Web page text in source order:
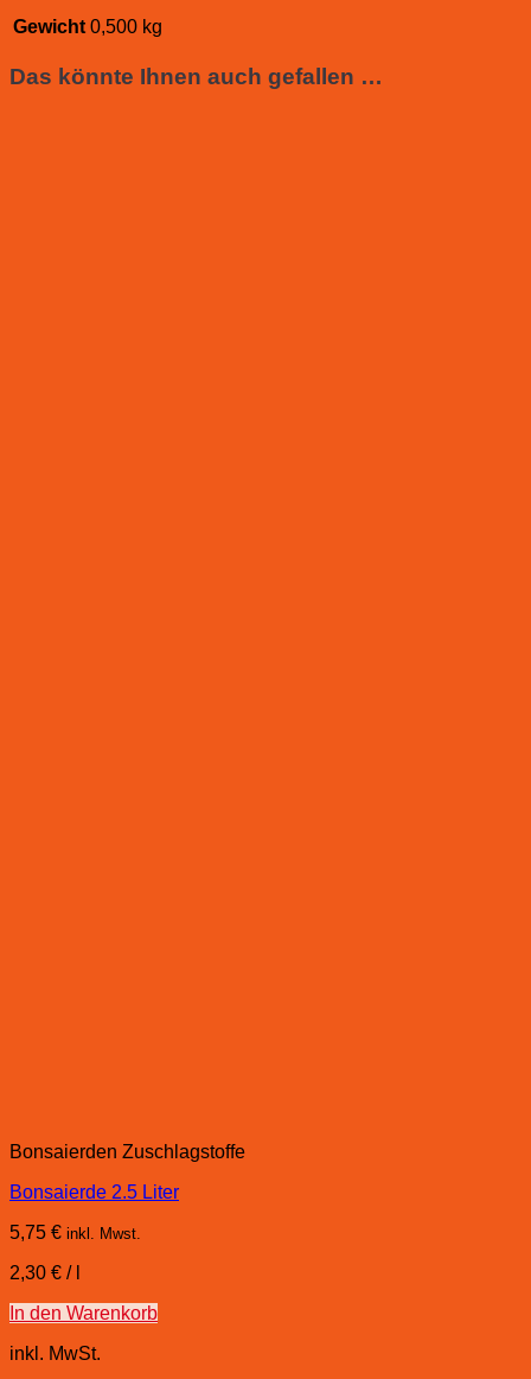
Gewicht 0,500 kg
Das könnte Ihnen auch gefallen …
Bonsaierden Zuschlagstoffe
Bonsaierde 2.5 Liter
5,75 € inkl. Mwst.
2,30 € /
In den Warenkorb
inkl. MwSt.